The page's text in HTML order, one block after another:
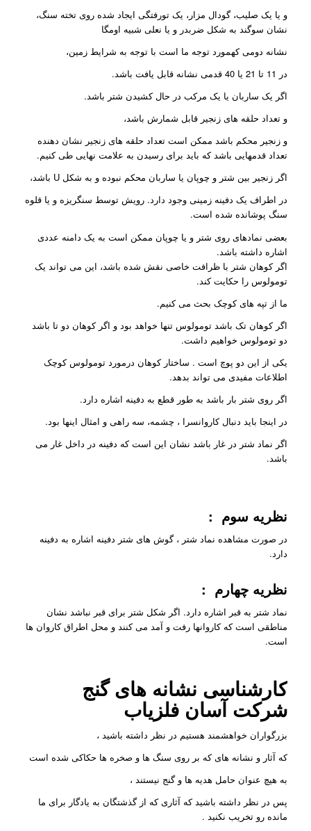
و یا یک صلیب، گودال مزار، یک تورفتگی ایجاد شده روی تخته سنگ،
نشان سوگند به شکل ضربدر و یا نعلی شبیه اومگا
نشانه دومی کهمورد توجه ما است با توجه به شرایط زمین،
در 11 تا 21 یا 40 قدمی نشانه قابل یافت باشد.
اگر یک ساربان یا یک مرکب در حال کشیدن شتر باشد.
و تعداد حلقه های زنجیر قابل شمارش باشد،
و زنجیر محکم باشد ممکن است تعداد حلقه های زنجیر نشان دهنده
تعداد قدمهایی باشد که باید برای رسیدن به علامت نهایی طی کنیم.
اگر زنجیر بین شتر و چوپان یا ساربان محکم نبوده و به شکل U باشد،
در اطراف یک دفینه زمینی وجود دارد. رویش توسط سنگریزه و یا قلوه
سنگ پوشانده شده است.
بعضی نمادهای روی شتر و یا چوپان ممکن است به یک دامنه عددی
اشاره داشته باشد.
اگر کوهان شتر با ظرافت خاصی نقش شده باشد، این می تواند یک
تومولوس را حکایت کند.
ما از تپه های کوچک بحث می کنیم.
اگر کوهان تک باشد تومولوس تنها خواهد بود و اگر کوهان دو تا باشد
دو تومولوس خواهیم داشت.
یکی از این دو پوچ است . ساختار کوهان درمورد تومولوس کوچک
اطلاعات مفیدی می تواند بدهد.
اگر روی شتر بار باشد به طور قطع به دفینه اشاره دارد.
در اینجا باید دنبال کاروانسرا ، چشمه، سه راهی و امثال اینها بود.
اگر نماد شتر در غار باشد نشان این است که دفینه در داخل غار می
باشد.
نظریه سوم :
در صورت مشاهده نماد شتر ، گوش های شتر دفینه اشاره به دفینه
دارد.
نظریه چهارم :
نماد شتر به قبر اشاره دارد. اگر شکل شتر برای قبر نباشد نشان
مناطقی است که کاروانها رفت و آمد می کنند و محل اطراق کاروان ها
است.
کارشناسی نشانه های گنج
شرکت آسان فلزیاب
بزرگواران خواهشمند هستیم در نظر داشته باشید ،
که آثار و نشانه های که بر روی سنگ ها و صخره ها حکاکی شده است
به هیچ عنوان حامل هدیه ها و گنج نیستند ،
پس در نظر داشته باشید که آثاری که از گذشتگان به یادگار برای ما
مانده رو تخریب نکنید .